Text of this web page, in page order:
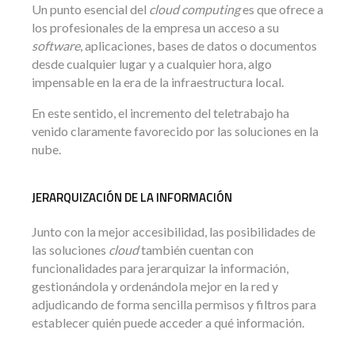
Un punto esencial del cloud computinges que ofrece a
los profesionales de la empresa un acceso a su
software, aplicaciones, bases de datos o documentos
desde cualquier lugar y a cualquier hora, algo
impensable en la era de la infraestructura local.
En este sentido, el incremento del teletrabajo ha
venido claramente favorecido por las soluciones en la
nube.
JERARQUIZACIÓN DE LA INFORMACIÓN
Junto con la mejor accesibilidad, las posibilidades de
las soluciones cloudtambién cuentan con
funcionalidades para jerarquizar la información,
gestionándola y ordenándola mejor en la red y
adjudicando de forma sencilla permisos y filtros para
establecer quién puede acceder a qué información.